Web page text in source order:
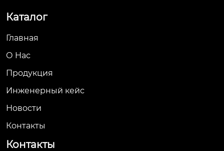
Каталог
Главная
О Hас
Продукция
Инженерный кейс
Новости
Контакты
Контакты